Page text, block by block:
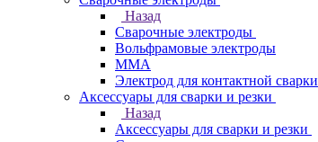
Назад
Сварочные электроды
Вольфрамовые электроды
ММА
Электрод для контактной сварки
Аксессуары для сварки и резки
Назад
Аксессуары для сварки и резки